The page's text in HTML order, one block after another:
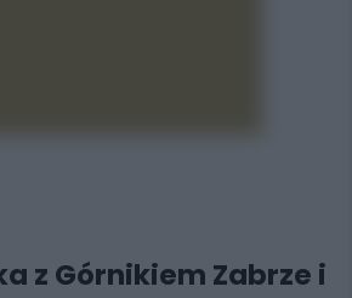
z Górnikiem Zabrze i